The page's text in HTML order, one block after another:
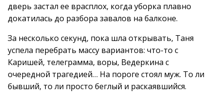
дверь застал ее врасплох, когда уборка плавно
докатилась до разбора завалов на балконе.
За несколько секунд, пока шла открывать, Таня
успела перебрать массу вариантов: что-то с
Каришей, телеграмма, воры, Ведеркина с
очередной трагедией… На пороге стоял муж. То ли
бывший, то ли просто беглый и раскаявшийся.